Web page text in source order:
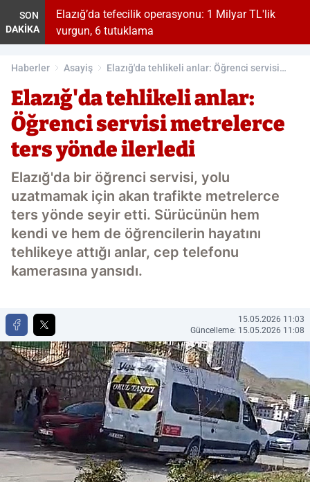
SON
DAKİKA
kasis
Elazığ’da tefecilik operasyonu: 1 Milyar TL'lik
vurgun, 6 tutuklama
Haberler Asayiş
Elazığ'da tehlikeli anlar: Öğrenci servisi
Elazığ'da tehlikeli anlar:
Öğrenci servisi metrelerce
ters yönde ilerledi
Elazığ'da bir öğrenci servisi, yolu
uzatmamak için akan trafikte metrelerce
ters yönde seyir etti. Sürücünün hem
kendi ve hem de öğrencilerin hayatını
tehlikeye attığı anlar, cep telefonu
kamerasına yansıdı.
15.05.2026 11:03
Güncelleme: 15.05.2026 11:08